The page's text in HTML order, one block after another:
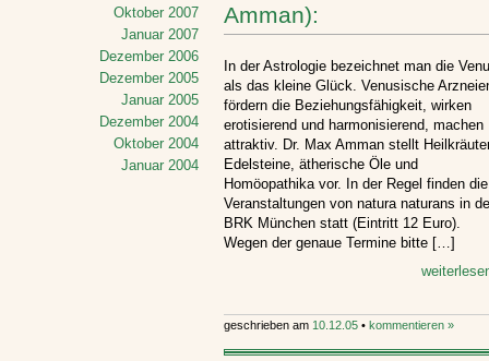
Amman):
In der Astrologie bezeichnet man die
als das kleine Glück. Venusische
fördern die Beziehungsfähigkeit, wirken
erotisierend und harmonisierend, machen
attraktiv. Dr. Max Amman stellt
Edelsteine, ätherische Öle und
Homöopathika vor. In der Regel finden die
Veranstaltungen von natura naturans in
BRK München statt (Eintritt 12 Euro).
Wegen der genaue Termine bitte […]
geschrieben am 10.12.05 •kommentieren »
Oktober 2007
Januar 2007
Dezember 2006
Dezember 2005
Januar 2005
Dezember 2004
Oktober 2004
Januar 2004